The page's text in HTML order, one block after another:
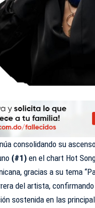
consolidando su
(#1)en el chart Hot
gracias a su tema
del artista,
sostenida en las